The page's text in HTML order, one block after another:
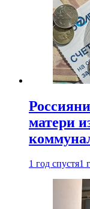
матери
1 год спустя1